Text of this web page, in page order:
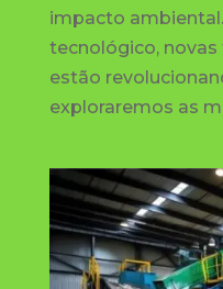
impacto
tecnológico,
estão
exploraremos as